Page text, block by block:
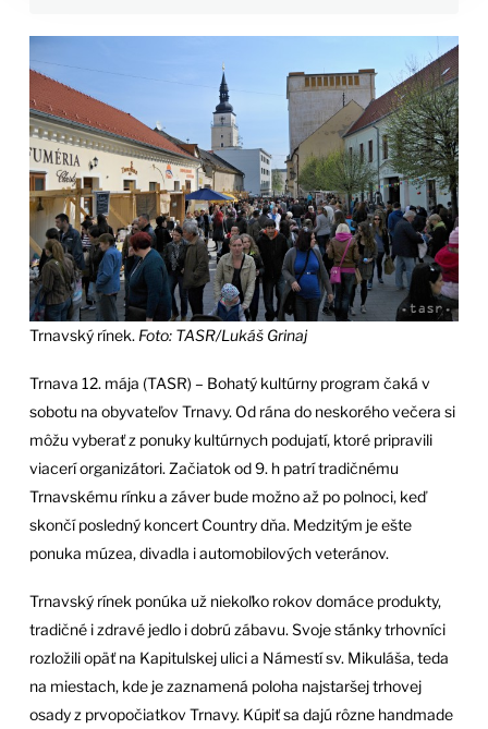
Trnavský rínek. Foto: TASR/Lukáš Grinaj
Trnava 12. mája (TASR) – Bohatý kultúrny program čaká v
sobotu na obyvateľov Trnavy. Od rána do neskorého večera si
môžu vyberať z ponuky kultúrnych podujatí, ktoré pripravili
viacerí organizátori. Začiatok od 9. h patrí tradičnému
Trnavskému rínku a záver bude možno až po polnoci, keď
skončí posledný koncert Country dňa. Medzitým je ešte
ponuka múzea, divadla i automobilových veteránov.
Trnavský rínek ponúka už niekoľko rokov domáce produkty,
tradičné i zdravé jedlo i dobrú zábavu. Svoje stánky trhovníci
rozložili opäť na Kapitulskej ulici a Námestí sv. Mikuláša, teda
na miestach, kde je zaznamená poloha najstaršej trhovej
osady z prvopočiatkov Trnavy. Kúpiť sa dajú rôzne handmade